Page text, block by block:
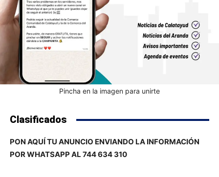
Pincha en la imagen para unirte
Clasificados
PON AQUÍ TU ANUNCIO ENVIANDO LA INFORMACIÓN
POR WHATSAPP AL 744 634 310